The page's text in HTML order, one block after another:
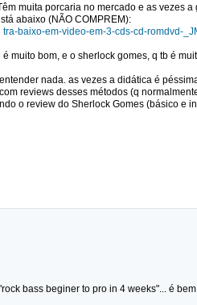
muita porcaria no mercado e as vezes
abaixo (NÃO COMPREM):
baixo-em-video-em-3-cds-cd-romdvd-
muito bom, e o sherlock gomes, q tb é
nada. as vezes a didática é
reviews desses métodos (q
o review do Sherlock Gomes (básico e
bass beginer to pro in 4 weeks"... é